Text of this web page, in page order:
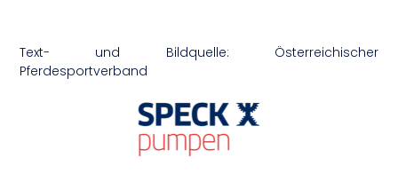
Text- und Bildquelle: Österreichischer
Pferdesportverband